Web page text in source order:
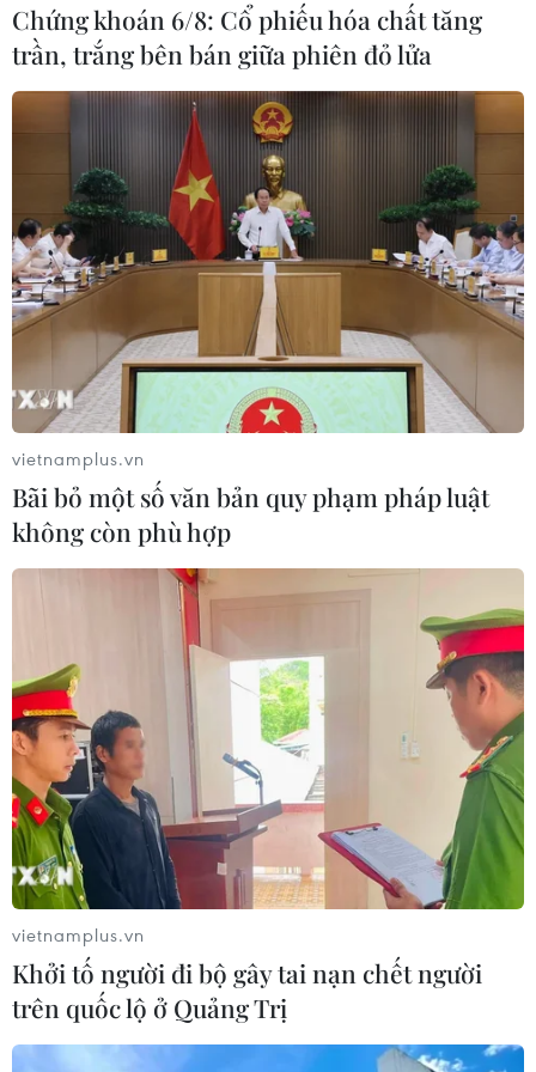
(TTXVN/Vietnam+)
#ASEAN+3
#đại dịch COVID-19
#Thủ tướng Lý Hiển Long
Theo dõi VietnamPlus
TIN LIÊN QUAN
Chứng khoán 6/8: Cổ phiếu hóa chất tăng
trần, trắng bên bán giữa phiên đỏ lửa
vietnamplus.vn
Bãi bỏ một số văn bản quy phạm pháp luật
không còn phù hợp
vietnamplus.vn
Khởi tố người đi bộ gây tai nạn chết người
trên quốc lộ ở Quảng Trị